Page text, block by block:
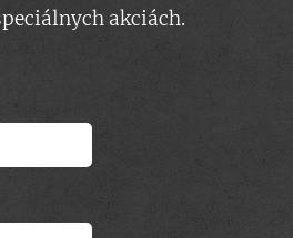
akciách.